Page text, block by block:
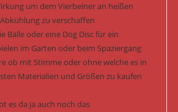
um dem Vierbeiner an heißen
zu verschaffen
Bälle oder eine Dog Disc für ein
im Garten oder beim Spaziergang
ob mit Stimme oder ohne welche es in
Materialien und Größen zu kaufen
es da ja auch noch das